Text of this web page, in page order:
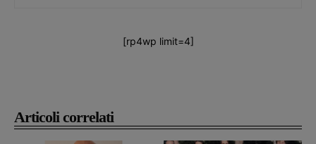
Articoli correlati
[rp4wp limit=4]